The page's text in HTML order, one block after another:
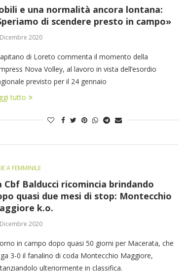
e una normalità ancora lontana:
di scendere presto in campo»
2020
di Loreto commenta il momento della
Nova Volley, al lavoro in vista dell’esordio
previsto per il 24 gennaio
tutto
A FEMMINILE
Cbf Balducci ricomincia brindando
quasi due mesi di stop: Montecchio
k.o.
2020
in campo dopo quasi 50 giorni per Macerata, che
3-0 il fanalino di coda Montecchio Maggiore,
ulteriormente in classifica.